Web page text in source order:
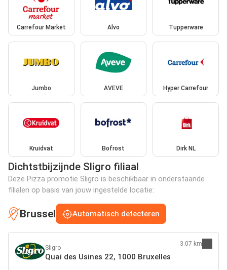
Carrefour Market Alvo Tupperware
Jumbo AVEVE Hyper Carrefour
Kruidvat Bofrost Dirk NL
Dichtstbijzijnde Sligro filiaal
Deze Pizza promotie Sligro is beschikbaar in onderstaande
filialen op basis van jouw ingestelde locatie:
Brussel Automatisch detecteren
Sligro
Quai des Usines 22, 1000 Bruxelles
3.07 km